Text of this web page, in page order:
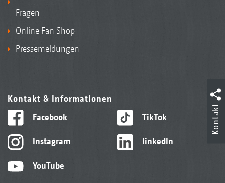
Fragen
Online Fan Shop
Pressemeldungen
Kontakt & Informationen
Facebook
Instagram
YouTube
TikTok
linkedIn
Kontakt